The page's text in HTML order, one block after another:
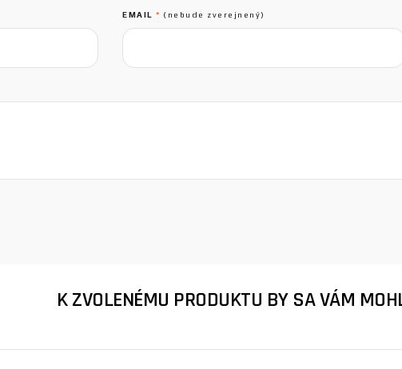
EMAIL* (nebude zverejnený)
K ZVOLENÉMU PRODUKTU BY SA VÁM